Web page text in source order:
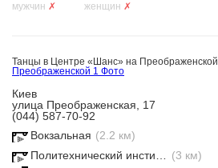
мужчин ✗ женщин ✗
Танцы в Центре «Шанс» на Преображенской
Преображенской 1 Фото
Киев
улица Преображенская, 17
(044) 587-70-92
Вокзальная (2.2 км)
(3 км)